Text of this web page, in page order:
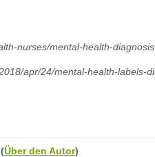
nurses/mental-health-
apr/24/mental-health-labels-
(Über den Autor)